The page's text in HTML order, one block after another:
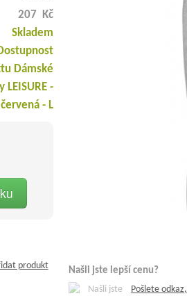
Našli jste lepší cenu?
Pošlete odkaz,
207 Kč
Skladem
produkt